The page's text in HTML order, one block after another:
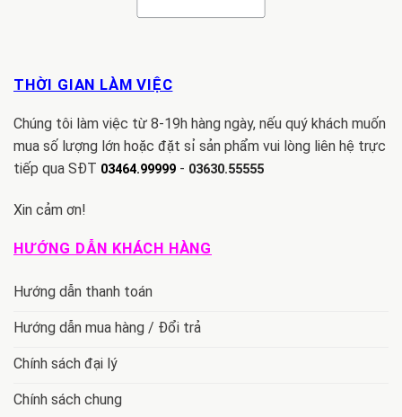
THỜI GIAN LÀM VIỆC
Chúng tôi làm việc từ 8-19h hàng ngày, nếu quý khách muốn
mua số lượng lớn hoặc đặt sỉ sản phẩm vui lòng liên hệ trực
tiếp qua SĐT 03464.99999 - 03630.55555
Xin cảm ơn!
HƯỚNG DẪN KHÁCH HÀNG
Hướng dẫn thanh toán
Hướng dẫn mua hàng / Đổi trả
Chính sách đại lý
Chính sách chung